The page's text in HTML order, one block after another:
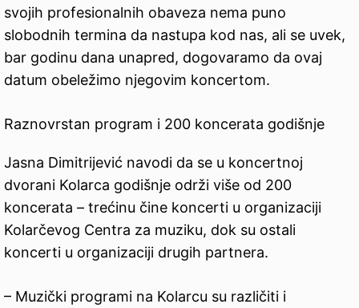
svojih profesionalnih obaveza nema puno
slobodnih termina da nastupa kod nas, ali se uvek,
bar godinu dana unapred, dogovaramo da ovaj
datum obeležimo njegovim koncertom.
Raznovrstan program i 200 koncerata godišnje
Jasna Dimitrijević navodi da se u koncertnoj
dvorani Kolarca godišnje održi više od 200
koncerata – trećinu čine koncerti u organizaciji
Kolarčevog Centra za muziku, dok su ostali
koncerti u organizaciji drugih partnera.
– Muzički programi na Kolarcu su različiti i